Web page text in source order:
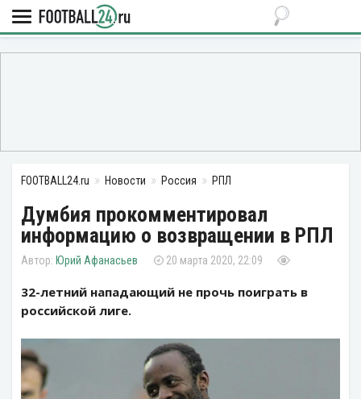
FOOTBALL24.ru Новости Россия РПЛ
Думбия прокомментировал
информацию о возвращении в РПЛ
Юрий Афанасьев 20 марта 2020, 22:09
32-летний нападающий не прочь поиграть в
российской лиге.